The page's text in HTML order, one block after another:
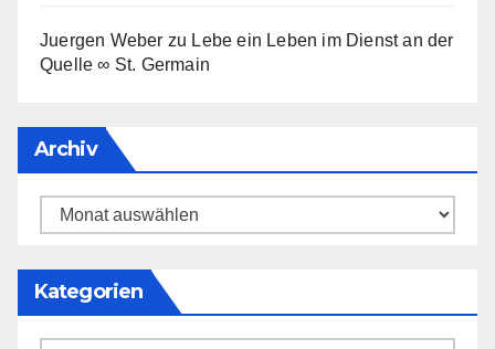
Juergen Weber zu Lebe ein Leben im Dienst an der
Quelle ∞ St. Germain
Archiv
Archiv
Kategorien